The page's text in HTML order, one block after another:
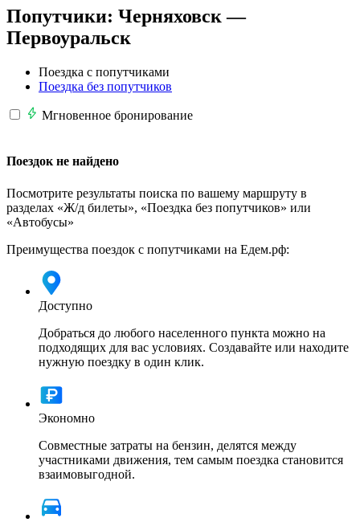
Попутчики: Черняховск —
Первоуральск
Поездка с попутчиками
Поездка без попутчиков
Мгновенное бронирование
Поездок не найдено
Посмотрите результаты поиска по вашему маршруту в
разделах «Ж/д билеты», «Поездка без попутчиков» или
«Автобусы»
Преимущества поездок с попутчиками на Едем.рф:
Доступно
Добраться до любого населенного пункта можно на
подходящих для вас условиях. Создавайте или находите
нужную поездку в один клик.
Экономно
Совместные затраты на бензин, делятся между
участниками движения, тем самым поездка становится
взаимовыгодной.